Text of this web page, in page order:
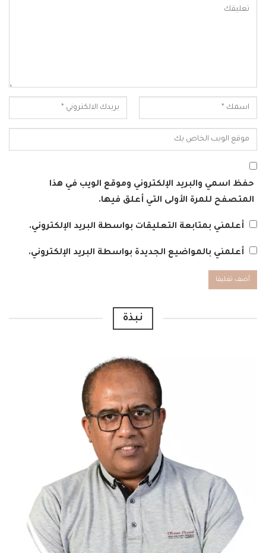
حفظ اسمي والبريد الإلكتروني وموقع الويب في هذا
المتصفح للمرة الأولى التي أعلق فيها.
أعلمني بمتابعة التعليقات بواسطة البريد الإلكتروني.
أعلمني بالمواضيع الجديدة بواسطة البريد الإلكتروني.
نبذة